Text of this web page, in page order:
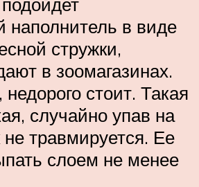
наполнитель в виде
стружки,
в зоомагазинах.
стоит. Такая
случайно упав на
травмируется. Ее
слоем не менее